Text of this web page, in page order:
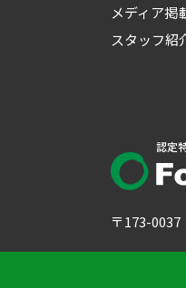
メディア掲
スタッフ紹
認定
〒173-